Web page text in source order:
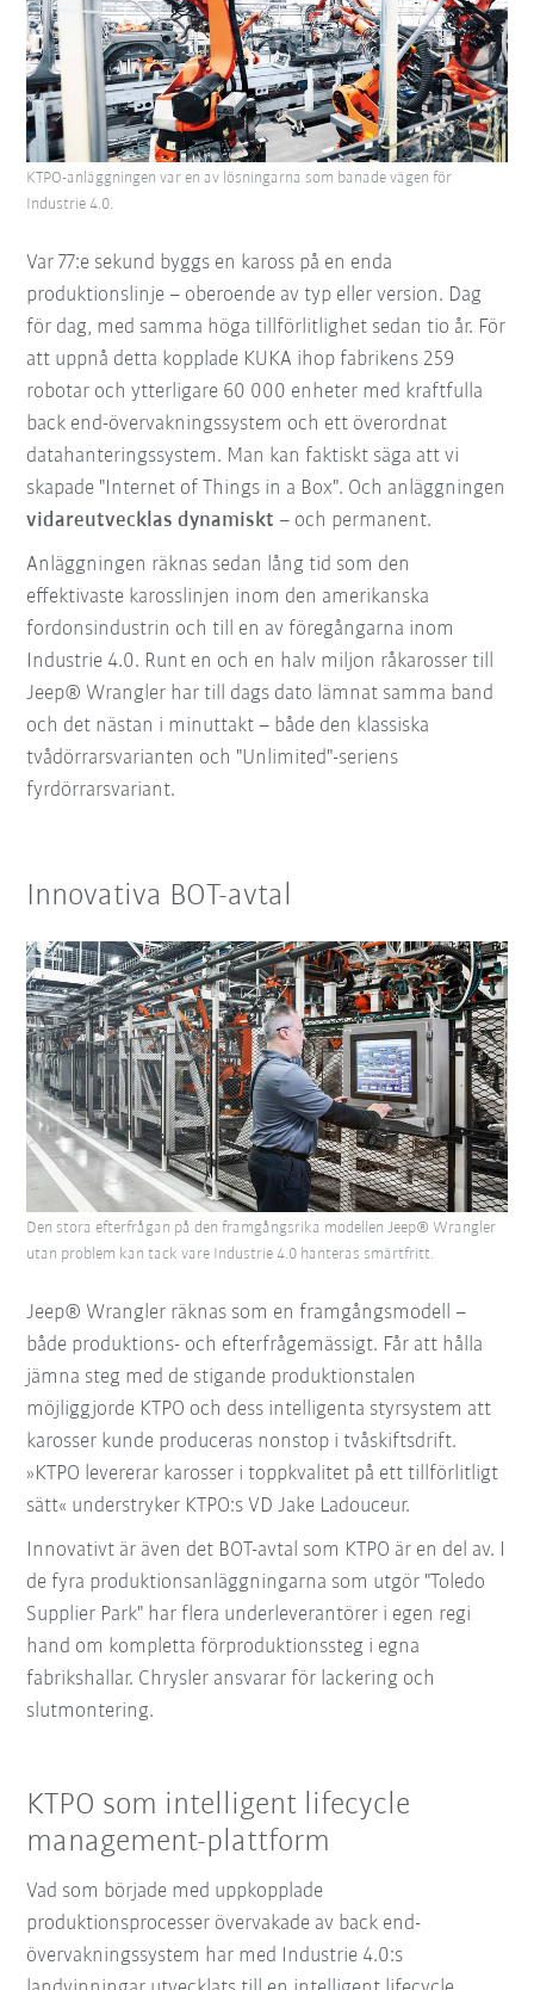
Var 77:e sekund byggs en kaross på en enda
produktionslinje – oberoende av typ eller version. Dag
för dag, med samma höga tillförlitlighet sedan tio år. För
att uppnå detta kopplade KUKA ihop fabrikens 259
robotar och ytterligare 60 000 enheter med kraftfulla
back end-övervakningssystem och ett överordnat
datahanteringssystem. Man kan faktiskt säga att vi
skapade "Internet of Things in a Box". Och anläggningen
vidareutvecklas dynamiskt – och permanent.
Anläggningen räknas sedan lång tid som den
effektivaste karosslinjen inom den amerikanska
fordonsindustrin och till en av föregångarna inom
Industrie 4.0. Runt en och en halv miljon råkarosser till
Jeep® Wrangler har till dags dato lämnat samma band
och det nästan i minuttakt – både den klassiska
tvådörrarsvarianten och "Unlimited"-seriens
fyrdörrarsvariant.
KTPO-anläggningen var en av lösningarna som banade vägen för
Industrie 4.0.
Innovativa BOT-avtal
Jeep® Wrangler räknas som en framgångsmodell –
både produktions- och efterfrågemässigt. Får att hålla
jämna steg med de stigande produktionstalen
möjliggjorde KTPO och dess intelligenta styrsystem att
karosser kunde produceras nonstop i tvåskiftsdrift.
»KTPO levererar karosser i toppkvalitet på ett tillförlitligt
sätt« understryker KTPO:s VD Jake Ladouceur.
Innovativt är även det BOT-avtal som KTPO är en del av. I
de fyra produktionsanläggningarna som utgör "Toledo
Supplier Park" har flera underleverantörer i egen regi
hand om kompletta förproduktionssteg i egna
fabrikshallar. Chrysler ansvarar för lackering och
slutmontering.
Den stora efterfrågan på den framgångsrika modellen Jeep® Wrangler
utan problem kan tack vare Industrie 4.0 hanteras smärtfritt.
KTPO som intelligent lifecycle
management-plattform
Vad som började med uppkopplade
produktionsprocesser övervakade av back end-
övervakningssystem har med Industrie 4.0:s